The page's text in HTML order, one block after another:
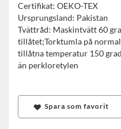
Certifikat: OEKO-TEX
Ursprungsland: Pakistan
Tvättråd: Maskintvätt 60
tillåtet;Torktumla på
tillåtna temperatur 150
än perkloretylen
Spara som favorit